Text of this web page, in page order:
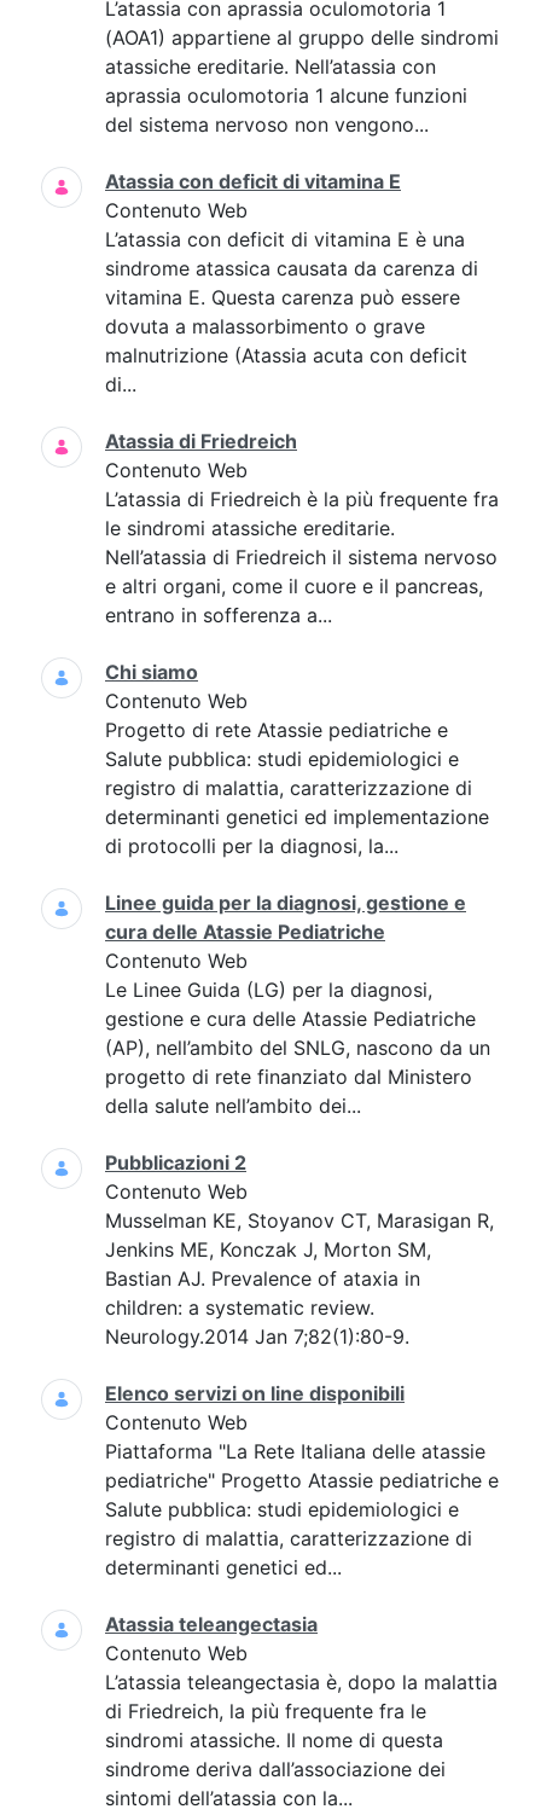
L’atassia con aprassia oculomotoria 1
(AOA1) appartiene al gruppo delle sindromi
atassiche ereditarie. Nell’atassia con
aprassia oculomotoria 1 alcune funzioni
del sistema nervoso non vengono...
Atassia con deficit di vitamina E
Contenuto Web
L’atassia con deficit di vitamina E è una
sindrome atassica causata da carenza di
vitamina E. Questa carenza può essere
dovuta a malassorbimento o grave
malnutrizione (Atassia acuta con deficit
di...
Atassia di Friedreich
Contenuto Web
L’atassia di Friedreich è la più frequente fra
le sindromi atassiche ereditarie.
Nell’atassia di Friedreich il sistema nervoso
e altri organi, come il cuore e il pancreas,
entrano in sofferenza a...
Chi siamo
Contenuto Web
Progetto di rete Atassie pediatriche e
Salute pubblica: studi epidemiologici e
registro di malattia, caratterizzazione di
determinanti genetici ed implementazione
di protocolli per la diagnosi, la...
Linee guida per la diagnosi, gestione e
cura delle Atassie Pediatriche
Contenuto Web
Le Linee Guida (LG) per la diagnosi,
gestione e cura delle Atassie Pediatriche
(AP), nell’ambito del SNLG, nascono da un
progetto di rete finanziato dal Ministero
della salute nell’ambito dei...
Pubblicazioni 2
Contenuto Web
Musselman KE, Stoyanov CT, Marasigan R,
Jenkins ME, Konczak J, Morton SM,
Bastian AJ. Prevalence of ataxia in
children: a systematic review.
Neurology.2014 Jan 7;82(1):80-9.
Elenco servizi on line disponibili
Contenuto Web
Piattaforma "La Rete Italiana delle atassie
pediatriche" Progetto Atassie pediatriche e
Salute pubblica: studi epidemiologici e
registro di malattia, caratterizzazione di
determinanti genetici ed...
Atassia teleangectasia
Contenuto Web
L’atassia teleangectasia è, dopo la malattia
di Friedreich, la più frequente fra le
sindromi atassiche. Il nome di questa
sindrome deriva dall’associazione dei
sintomi dell’atassia con la...